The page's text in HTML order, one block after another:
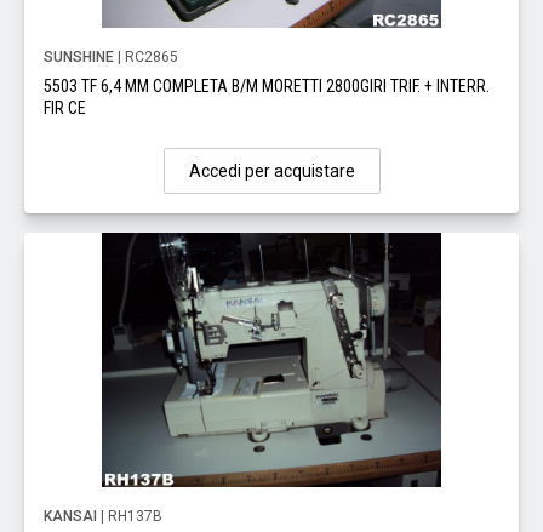
SUNSHINE | RC2865
5503 TF 6,4 MM COMPLETA B/M MORETTI 2800GIRI TRIF. + INTERR.
FIR CE
Accedi per acquistare
KANSAI | RH137B